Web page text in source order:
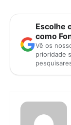
Escolhe
como
Vê os
prioridade